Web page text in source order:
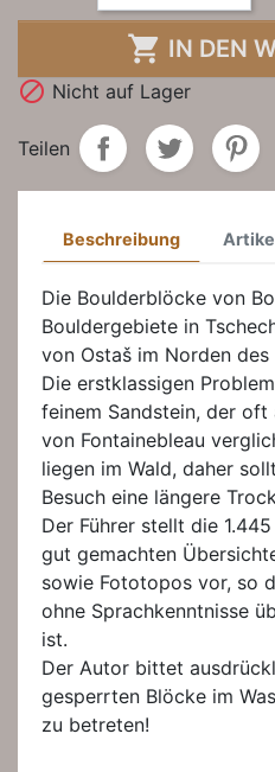
 IN DEN
 Nicht auf Lager
Teilen
Beschreibung
Die Boulderblöcke von
Bouldergebiete in
von Ostaš im Norden
Die erstklassigen
feinem Sandstein, der
von Fontainebleau
liegen im Wald, daher
Besuch eine längere
Der Führer stellt die
gut gemachten
sowie Fototopos vor, so
ohne Sprachkenntnisse
ist.
Der Autor bittet
gesperrten Blöcke im
zu betreten!